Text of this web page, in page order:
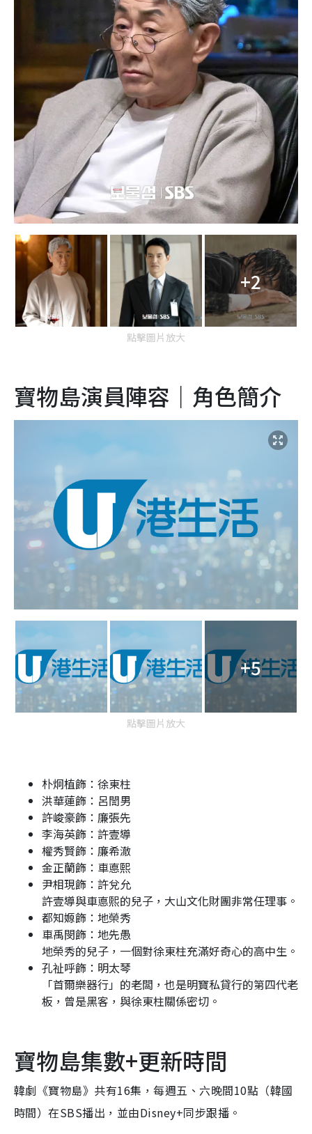
+2
點擊圖片放大
寶物島演員陣容｜角色簡介
+5
點擊圖片放大
朴炯植飾：徐東柱
洪華蓮飾：呂誾男
許峻豪飾：廉張先
李海英飾：許壹導
權秀賢飾：廉希澈
金正蘭飾：車悳熙
尹相現飾：許兌允
許壹導與車悳熙的兒子，大山文化財團非常任理事。
都知嫄飾：地榮秀
車禹閔飾：地先愚
地榮秀的兒子，一個對徐東柱充滿好奇心的高中生。
孔祉呼飾：明太琴
「首爾樂器行」的老闆，也是明寶私貸行的第四代老
板，曾是黑客，與徐東柱關係密切。
寶物島集數+更新時間
韓劇《寶物島》共有16集，每週五、六晚間10點（韓國
時間）在SBS播出，並由Disney+同步跟播。